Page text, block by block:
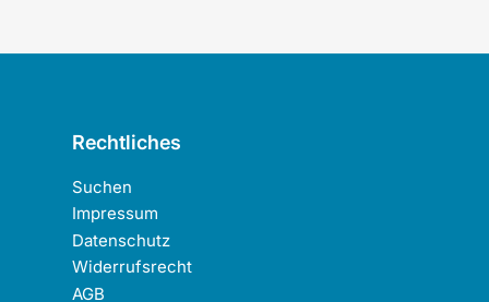
Rechtliches
Suchen
Impressum
Datenschutz
Widerrufsrecht
AGB